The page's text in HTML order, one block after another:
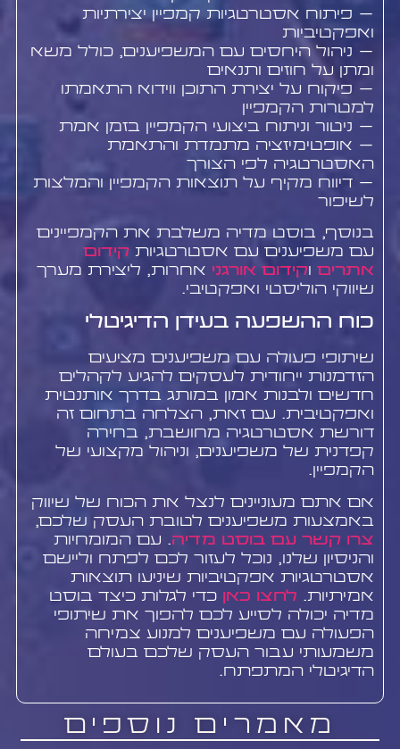
– פיתוח אסטרטגיות קמפיין יצירתיות
ואפקטיביות
– ניהול היחסים עם המשפיענים, כולל משא
ומתן על חוזים ותנאים
– פיקוח על יצירת התוכן ווידוא התאמתו
למטרות הקמפיין
– ניטור וניתוח ביצועי הקמפיין בזמן אמת
– אופטימיזציה מתמדת והתאמת
האסטרטגיה לפי הצורך
– דיווח מקיף על תוצאות הקמפיין והמלצות
לשיפור
בנוסף, בוסט מדיה משלבת את הקמפיינים
עם משפיענים עם אסטרטגיות קידום
אתריםוקידום אורגני אחרות, ליצירת מערך
שיווקי הוליסטי ואפקטיבי.
כוח ההשפעה בעידן הדיגיטלי
שיתופי פעולה עם משפיענים מציעים
הזדמנות ייחודית לעסקים להגיע לקהלים
חדשים ולבנות אמון במותג בדרך אותנטית
ואפקטיבית. עם זאת, הצלחה בתחום זה
דורשת אסטרטגיה מחושבת, בחירה
קפדנית של משפיענים, וניהול מקצועי של
הקמפיין.
אם אתם מעוניינים לנצל את הכוח של שיווק
באמצעות משפיענים לטובת העסק שלכם,
צרו קשר עם בוסט מדיה. עם המומחיות
והניסיון שלנו, נוכל לעזור לכם לפתח וליישם
אסטרטגיות אפקטיביות שיניעו תוצאות
אמיתיות. לחצו כאן כדי לגלות כיצד בוסט
מדיה יכולה לסייע לכם להפוך את שיתופי
הפעולה עם משפיענים למנוע צמיחה
משמעותי עבור העסק שלכם בעולם
הדיגיטלי המתפתח.
מאמרים נוספים